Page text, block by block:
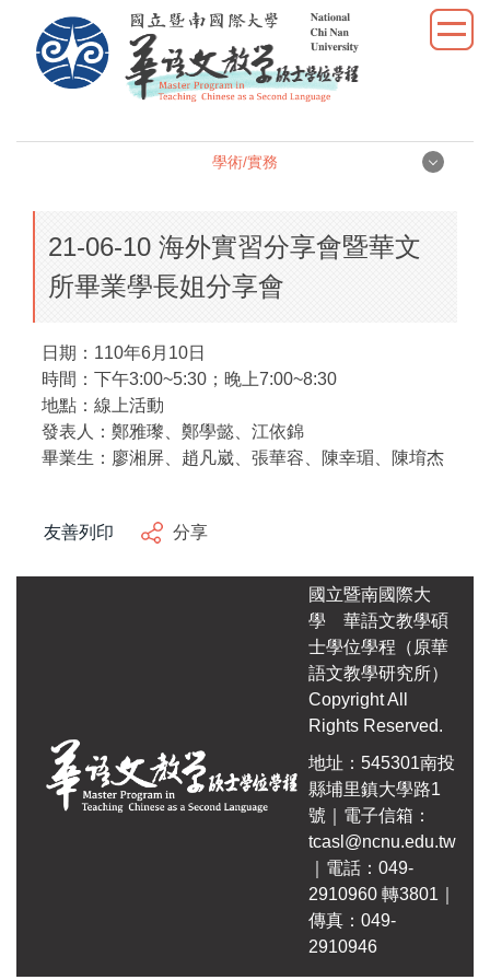
容
學術/實務
學位論文
教學實習
優秀表現
自編教材
21-06-10 海外實習分享會暨華文
所畢業學長姐分享會
日期：110年6月10日
時間：下午3:00~5:30；晚上7:00~8:30
地點：線上活動
發表人：鄭雅瓈、鄭學懿、江依錦
畢業生：廖湘屏、趙凡崴、張華容、陳幸瑂、陳堉杰
友善列印 分享
國立暨南國際大
學 華語文教學碩
士學位學程（原華
語文教學研究所）
Copyright All
Rights Reserved.
地址：545301南投
縣埔里鎮大學路1
號｜電子信箱：
tcasl@ncnu.edu.tw
｜電話：049-
2910960 轉3801｜
傳真：049-
2910946